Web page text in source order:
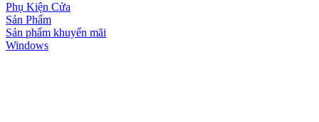
Phụ Kiện Cửa
Sản Phẩm
Sản phẩm khuyến mãi
Windows